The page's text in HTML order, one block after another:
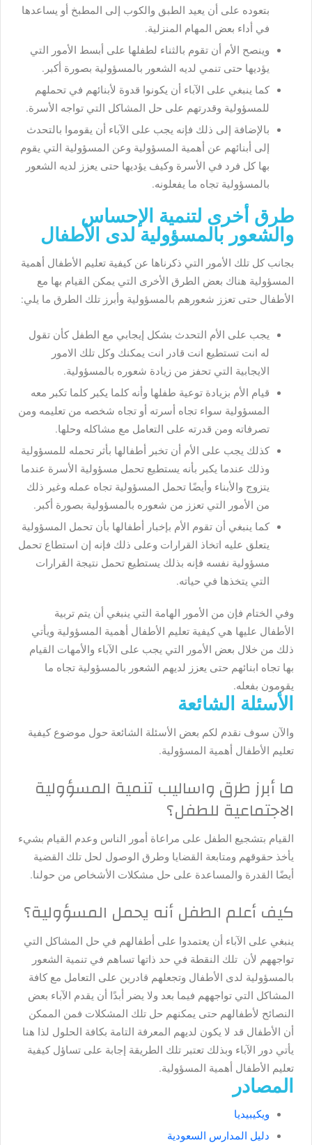
بتعوده على أن يعيد الطبق والكوب إلى المطبخ أو يساعدها
في أداء بعض المهام المنزلية.
وينصح الأم أن تقوم بالثناء لطفلها على أبسط الأمور التي
يؤديها حتى تنمي لديه الشعور بالمسؤولية بصورة أكبر.
كما ينبغي على الآباء أن يكونوا قدوة لأبنائهم في تحملهم
للمسؤولية وقدرتهم على حل المشاكل التي تواجه الأسرة.
بالإضافة إلى ذلك فإنه يجب على الآباء أن يقوموا بالتحدث
إلى أبنائهم عن أهمية المسؤولية وعن المسؤولية التي يقوم
بها كل فرد في الأسرة وكيف يؤديها حتى يعزز لديه الشعور
بالمسؤولية تجاه ما يفعلونه.
طرق أخرى لتنمية الإحساس
والشعور بالمسؤولية لدى الأطفال
بجانب كل تلك الأمور التي ذكرناها عن كيفية تعليم الأطفال أهمية
المسؤولية هناك بعض الطرق الأخرى التي يمكن القيام بها مع
الأطفال حتى تعزز شعورهم بالمسؤولية وأبرز تلك الطرق ما يلي:
يجب على الأم التحدث بشكل إيجابي مع الطفل كأن تقول
له انت تستطيع انت قادر انت يمكنك وكل تلك الامور
الايجابية التي تحفز من زيادة شعوره بالمسؤولية.
قيام الأم بزيادة توعية طفلها وأنه كلما يكبر كلما تكبر معه
المسؤولية سواء تجاه أسرته أو تجاه شخصه من تعليمه ومن
تصرفاته ومن قدرته على التعامل مع مشاكله وحلها.
كذلك يجب على الأم أن تخبر أطفالها بأثر تحمله للمسؤولية
وذلك عندما يكبر بأنه يستطيع تحمل مسؤولية الأسرة عندما
يتزوج والأبناء وأيضًا تحمل المسؤولية تجاه عمله وغير ذلك
من الأمور التي تعزز من شعوره بالمسؤولية بصورة أكبر.
كما ينبغي أن تقوم الأم بإخبار أطفالها بأن تحمل المسؤولية
يتعلق عليه اتخاذ القرارات وعلى ذلك فإنه إن استطاع تحمل
مسؤولية نفسه فإنه بذلك يستطيع تحمل نتيجة القرارات
التي يتخذها في حياته.
وفي الختام فإن من الأمور الهامة التي ينبغي أن يتم تربية
الأطفال عليها هي كيفية تعليم الأطفال أهمية المسؤولية ويأتي
ذلك من خلال بعض الأمور التي يجب على الآباء والأمهات القيام
بها تجاه ابنائهم حتى يعزز لديهم الشعور بالمسؤولية تجاه ما
يقومون بفعله.
الأسئلة الشائعة
والآن سوف نقدم لكم بعض الأسئلة الشائعة حول موضوع كيفية
تعليم الأطفال أهمية المسؤولية.
ما أبرز طرق واساليب تنمية المسؤولية
الاجتماعية للطفل؟
القيام بتشجيع الطفل على مراعاة أمور الناس وعدم القيام بشيء
يأخذ حقوقهم ومتابعة القضايا وطرق الوصول لحل تلك القضية
أيضًا القدرة والمساعدة على حل مشكلات الأشخاص من حولنا.
كيف أعلم الطفل أنه يحمل المسؤولية؟
ينبغي على الآباء أن يعتمدوا على أطفالهم في حل المشاكل التي
تواجههم لأن تلك النقطة في حد ذاتها تساهم في تنمية الشعور
بالمسؤولية لدى الأطفال وتجعلهم قادرين على التعامل مع كافة
المشاكل التي تواجههم فيما بعد ولا يضر أبدًا أن يقدم الآباء بعض
النصائح لأطفالهم حتى يمكنهم حل تلك المشكلات فمن الممكن
أن الأطفال قد لا يكون لديهم المعرفة التامة بكافة الحلول لذا هنا
يأتي دور الآباء وبذلك تعتبر تلك الطريقة إجابة على تساؤل كيفية
تعليم الأطفال أهمية المسؤولية.
المصادر
ويكيبيديا
دليل المدارس السعودية